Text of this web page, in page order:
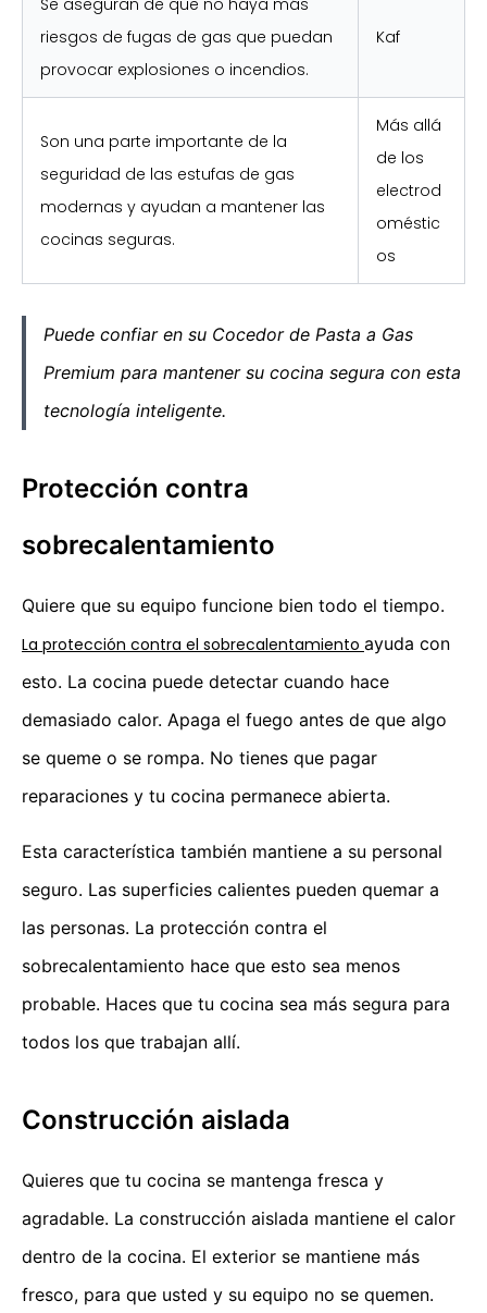
Se aseguran de que no haya más
riesgos de fugas de gas que puedan
provocar explosiones o incendios.
Kaf
Son una parte importante de la
seguridad de las estufas de gas
modernas y ayudan a mantener las
cocinas seguras.
Más allá
de los
electrod
oméstic
os
Puede confiar en su Cocedor de Pasta a Gas
Premium para mantener su cocina segura con esta
tecnología inteligente.
Protección contra
sobrecalentamiento
Quiere que su equipo funcione bien todo el tiempo.
La protección contra el sobrecalentamiento ayuda con
esto. La cocina puede detectar cuando hace
demasiado calor. Apaga el fuego antes de que algo
se queme o se rompa. No tienes que pagar
reparaciones y tu cocina permanece abierta.
Esta característica también mantiene a su personal
seguro. Las superficies calientes pueden quemar a
las personas. La protección contra el
sobrecalentamiento hace que esto sea menos
probable. Haces que tu cocina sea más segura para
todos los que trabajan allí.
Construcción aislada
Quieres que tu cocina se mantenga fresca y
agradable. La construcción aislada mantiene el calor
dentro de la cocina. El exterior se mantiene más
fresco, para que usted y su equipo no se quemen.